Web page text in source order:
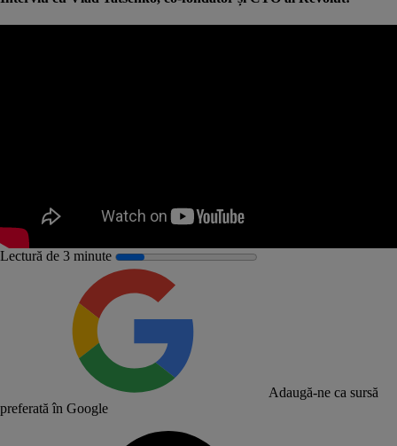
Lectură de 3 minute
Adaugă-ne ca sursă
preferată în Google